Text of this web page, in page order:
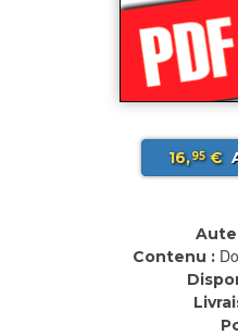
16,95€
Contenu :